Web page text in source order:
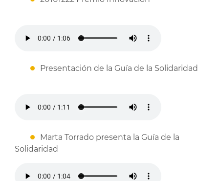
Presentación de la Guía de la Solidaridad
Marta Torrado presenta la Guía de la
Solidaridad